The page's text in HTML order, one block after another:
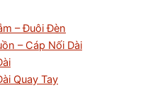
– Đuôi Đèn
– Cáp Nối Dài
Quay Tay